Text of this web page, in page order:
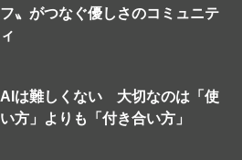
フ〟がつなぐ優しさのコミュニテ
ィ
AIは難しくない 大切なのは「使
い方」よりも「付き合い方」